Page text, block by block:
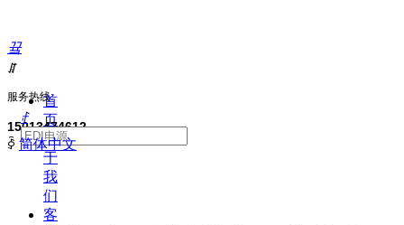
끀
ꁲ
首
页
关
于
我
们
客
服务热线:
15013474612
ꄙ
ꀅ 简体中文